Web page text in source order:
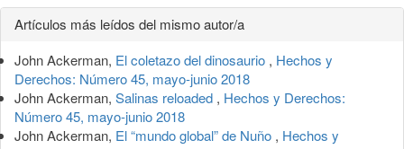
Detalles
del
artículo
Artículos más leídos del mismo autor/a
John Ackerman, El coletazo del dinosaurio , Hechos y
Derechos: Número 45, mayo-junio 2018
John Ackerman, Salinas reloaded , Hechos y Derechos:
Número 45, mayo-junio 2018
John Ackerman, El “mundo global” de Nuño , Hechos y